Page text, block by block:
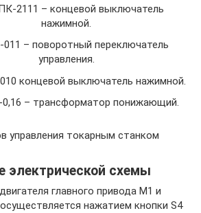
2111 – концевой выключатель
нажимной.
011 – поворотный переключатель
управления.
концевой выключатель нажимной.
– трансформатор понижающий.
управления токарным станком
электрической схемы
главного привода M1 и
нажатием кнопки S4